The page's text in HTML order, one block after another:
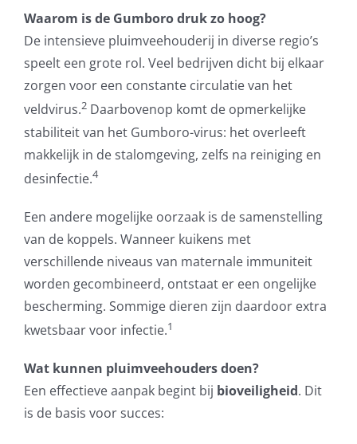
Waarom is de Gumboro druk zo hoog?
De intensieve pluimveehouderij in diverse regio’s
speelt een grote rol. Veel bedrijven dicht bij elkaar
zorgen voor een constante circulatie van het
veldvirus.2Daarbovenop komt de opmerkelijke
stabiliteit van het Gumboro-virus: het overleeft
makkelijk in de stalomgeving, zelfs na reiniging en
desinfectie.4
Een andere mogelijke oorzaak is de samenstelling
van de koppels. Wanneer kuikens met
verschillende niveaus van maternale immuniteit
worden gecombineerd, ontstaat er een ongelijke
bescherming. Sommige dieren zijn daardoor extra
kwetsbaar voor infectie.1
Wat kunnen pluimveehouders doen?
Een effectieve aanpak begint bij bioveiligheid. Dit
is de basis voor succes: